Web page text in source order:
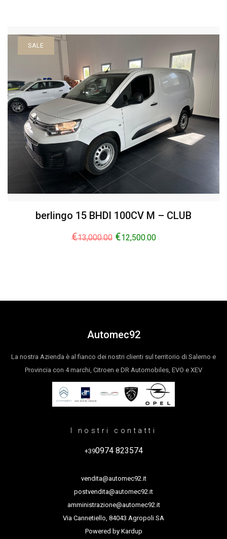
SALE
berlingo 15 BHDI 100CV M – CLUB
€13,000.00 €12,500.00
Automec92
La nostra Azienda è al fianco dei nostri clienti sul territorio di Salerno e
Provincia con 4 marchi, Citroen e DR Automobiles, EVO e XEV
I nostri contatti
+390974 823574
vendita@automec92.it
postvendita@automec92.it
amministrazione@automec92.it
Via Cannetiello, 84043 Agropoli SA
Powered by Kardup